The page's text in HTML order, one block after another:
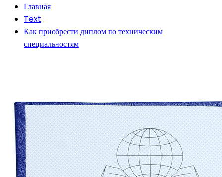
Главная
Text
Как приобрести диплом по техническим
специальностям